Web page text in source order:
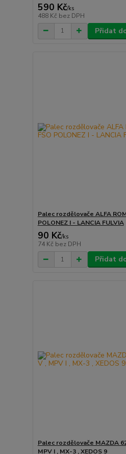
590 Kč/ks
488 Kč bez DPH
Přidat
Palec rozdělovače ALFA
POLONEZ I - LANCIA FULVIA
90 Kč/ks
74 Kč bez DPH
Přidat
Palec rozdělovače MAZDA
MPV I , MX-3 , XEDOS 9